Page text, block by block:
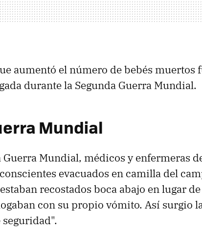
aumentó el número de bebés muertos
durante la Segunda Guerra Mundial.
Mundial
Guerra Mundial, médicos y enfermeras
evacuados en camilla del
recostados boca abajo en lugar
con su propio vómito. Así surgio